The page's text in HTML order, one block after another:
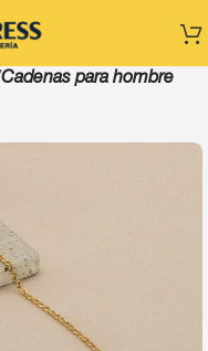
Cadenas para hombre